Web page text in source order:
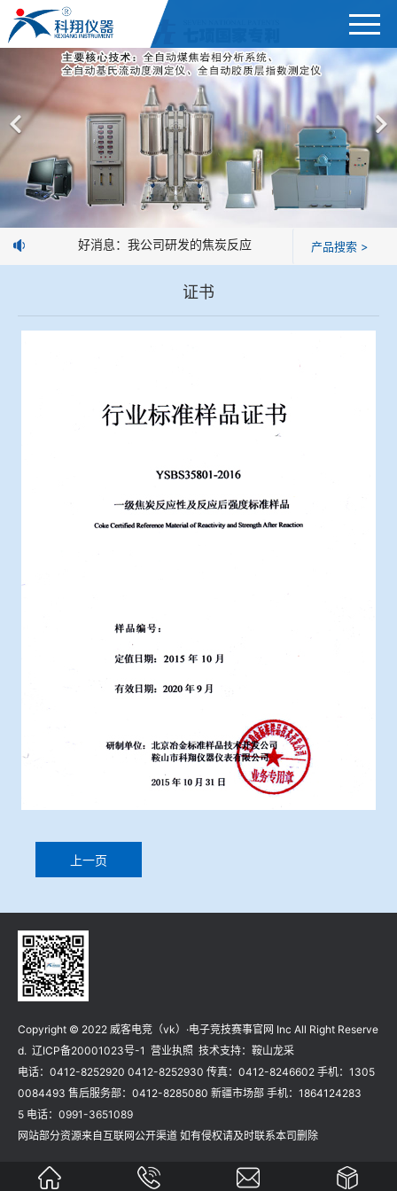
首页
综合赛事娱乐平台 ＞
焦炭高温性能检测系统
焦化行业检测及优化配煤设备
球团矿/烧结矿/块矿高温冶金性能检测系统
高炉配吹煤检测设备
冶金石灰活性度测定仪
矿石、焦炭物理检测及制样设备
工业分析、测硫仪等
公司简介
新闻中心
企业业绩
技术交流
综合赛事娱乐平台
好消息：我公司研发的焦炭反应性制样系统，全部制样过
产品搜索 >
证书
上一页
Copyright © 2022 威客电竞（vk）·电子竞技赛事官网 Inc All Right Reserve
d. 辽ICP备20001023号-1 营业执照 技术支持： 鞍山龙采
电话：0412-8252920 0412-8252930 传真：0412-8246602 手机：1305
0084493 售后服务部：0412-8285080 新疆市场部 手机：1864124283
5 电话：0991-3651089
网站部分资源来自互联网公开渠道 如有侵权请及时联系本司删除